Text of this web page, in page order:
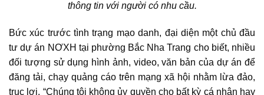
thông tin với người có nhu cầu.
Bức xúc trước tình trạng mạo danh, đại diện một chủ đầu
tư dự án NƠXH tại phường Bắc Nha Trang cho biết, nhiều
đối tượng sử dụng hình ảnh, video, văn bản của dự án để
đăng tải, chạy quảng cáo trên mạng xã hội nhằm lừa đảo,
trục lợi. “Chúng tôi không ủy quyền cho bất kỳ cá nhân hay